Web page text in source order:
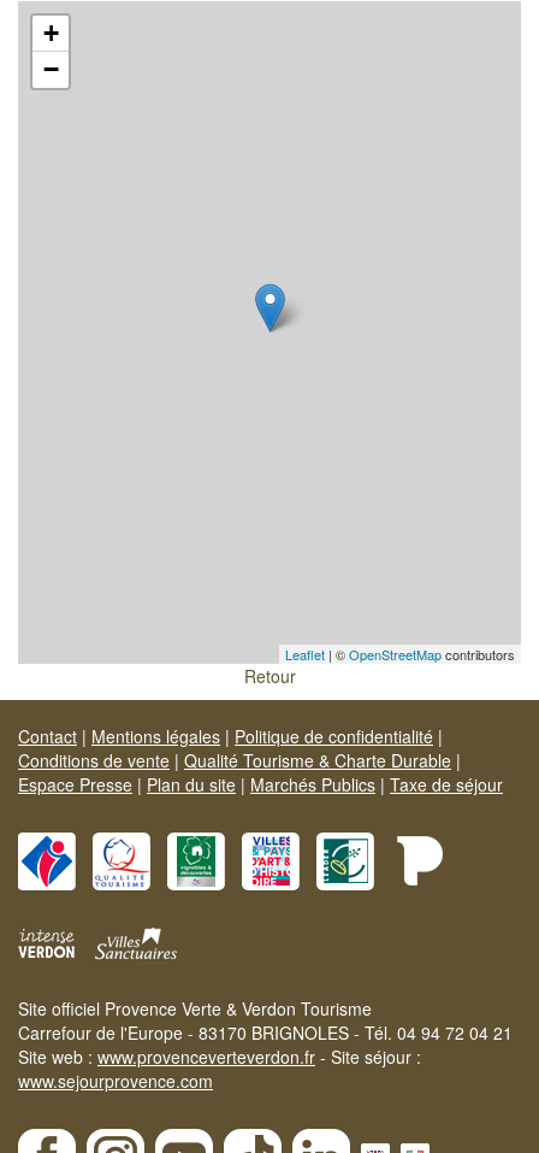
+
−
Leaflet | ©OpenStreetMapcontributors
Retour
Contact | Mentions légales | Politique de confidentialité |
Conditions de vente | Qualité Tourisme & Charte Durable |
Espace Presse | Plan du site | Marchés Publics | Taxe de séjour
Site officiel Provence Verte & Verdon Tourisme
Carrefour de l'Europe - 83170 BRIGNOLES - Tél. 04 94 72 04 21
Site web : www.provenceverteverdon.fr - Site séjour :
www.sejourprovence.com